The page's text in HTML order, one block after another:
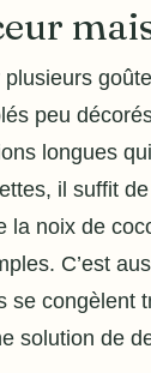
peu
longues
il suffit
la noix de
C’est
se
solution de